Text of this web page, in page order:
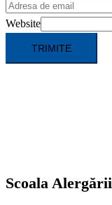
Website
TRIMITE
Scoala Alergării